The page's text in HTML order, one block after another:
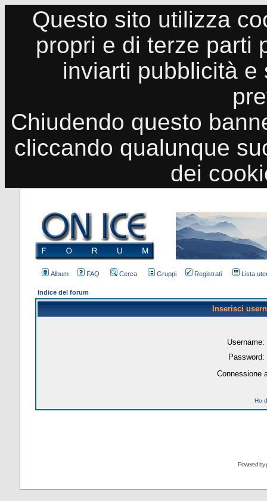
Questo sito utilizza
propri e di terze parti
inviarti pubblicità
Chiudendo questo
cliccando qualunque
dei
Album FAQ Cerca Gruppi Registrati Lista
Indice del forum
Inserisci
Username:
Password:
Connessione
Ho
Powered by